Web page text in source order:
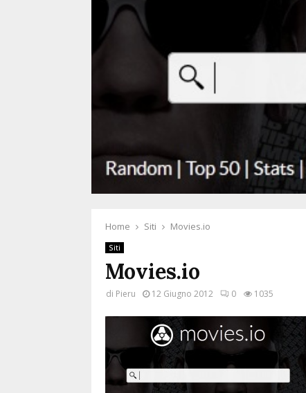
Home Siti Movies.io
Siti
Movies.io
di Pieru 12 Giugno 2012 0 1035